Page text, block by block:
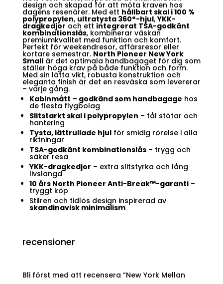
design och skapad för att möta kraven hos
dagens resenärer. Med ett hållbart skal i 100 %
polypropylen, ultratysta 360°-hjul,YKK-
dragkedjor och ett integrerat TSA-godkänt
kombinationslås, kombinerar väskan
premiumkvalitet med funktion och komfort.
Perfekt för weekendresor, affärsresor eller
kortare semestrar. North Pioneer New York
Smallär det optimala handbagaget för dig som
ställer höga krav på både funktion och form.
Med sin lätta vikt, robusta konstruktion och
eleganta finish är det en resväska som levererar
– varje gång.
Kabinmått – godkänd som handbagage hos
de flesta flygbolag
Slitstarkt skal i polypropylen – tål stötar och
hantering
Tysta, lättrullade hjulför smidig rörelse i alla
riktningar
TSA-godkänt kombinationslås– trygg och
säker resa
YKK-dragkedjor – extra slitstyrka och lång
livslängd
10 års North Pioneer Anti-Break™-garanti–
tryggt köp
Stilren och tidlös design inspirerad av
skandinavisk minimalism
recensioner
Bli först med att recensera ”New York Mellan